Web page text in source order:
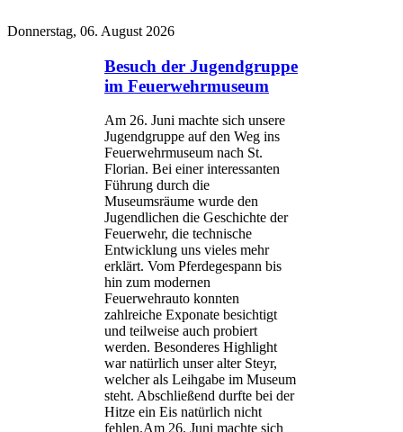
Donnerstag, 06. August 2026
Besuch der Jugendgruppe
im Feuerwehrmuseum
Am 26. Juni machte sich unsere
Jugendgruppe auf den Weg ins
Feuerwehrmuseum nach St.
Florian. Bei einer interessanten
Führung durch die
Museumsräume wurde den
Jugendlichen die Geschichte der
Feuerwehr, die technische
Entwicklung uns vieles mehr
erklärt. Vom Pferdegespann bis
hin zum modernen
Feuerwehrauto konnten
zahlreiche Exponate besichtigt
und teilweise auch probiert
werden. Besonderes Highlight
war natürlich unser alter Steyr,
welcher als Leihgabe im Museum
steht. Abschließend durfte bei der
Hitze ein Eis natürlich nicht
fehlen.Am 26. Juni machte sich